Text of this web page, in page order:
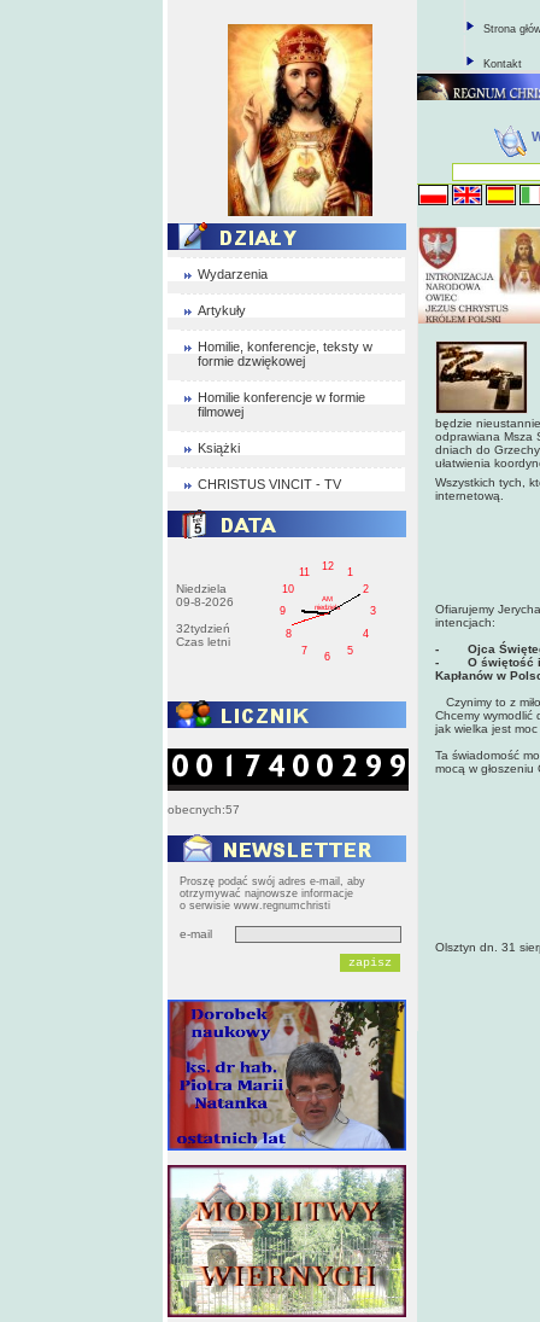
Wydarzenia
Artykuły
Homilie, konferencje, teksty w
formie dzwiękowej
Homilie konferencje w formie
filmowej
Książki
CHRISTUS VINCIT - TV
Niedziela
09-8-2026
32tydzień
Czas letni
1
2
3
4
5
6
7
8
9
10
11
12
AM
niedziela
obecnych:57
Proszę podać swój adres e-mail, aby
otrzymywać najnowsze informacje
o serwisie www.regnumchristi
e-mail
Strona
Kontakt
będzie
odprawiana Msza
dniach do
ułatwienia
Wszystkich tych,
internetową.
Ofiarujemy
intencjach:
- Ojca Świętego
- O świętość i
Kapłanów w
Czynimy to z
Chcemy wymodlić
jak wielka jest
Ta świadomość
mocą w głoszeniu
Olsztyn dn. 31